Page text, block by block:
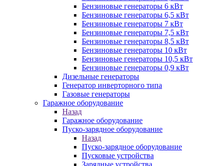
Бензиновые генераторы 6 кВт
Бензиновые генераторы 6,5 кВт
Бензиновые генераторы 7 кВт
Бензиновые генераторы 7,5 кВт
Бензиновые генераторы 8,5 кВт
Бензиновые генераторы 10 кВт
Бензиновые генераторы 10,5 кВт
Бензиновые генераторы 0,9 кВт
Дизельные генераторы
Генератор инверторного типа
Газовые генераторы
Гаражное оборудование
Назад
Гаражное оборудование
Пуско-зарядное оборудование
Назад
Пуско-зарядное оборудование
Пусковые устройства
Зарядные устройства